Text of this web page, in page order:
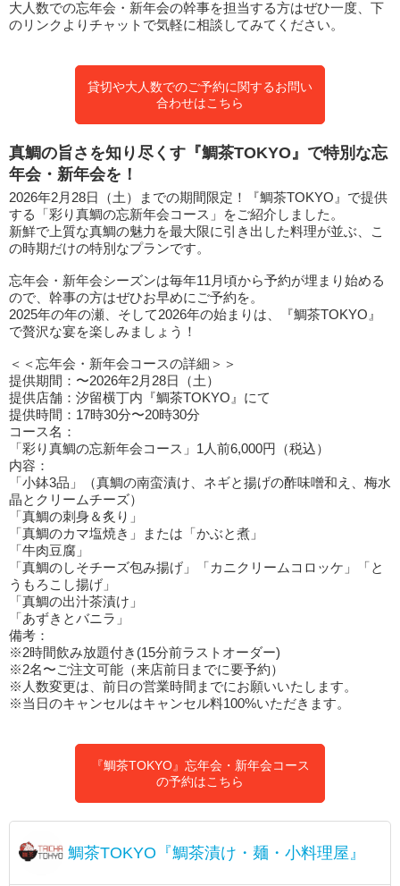
大人数での忘年会・新年会の幹事を担当する方はぜひ一度、下
のリンクよりチャットで気軽に相談してみてください。
貸切や大人数でのご予約に関するお問い
合わせはこちら
真鯛の旨さを知り尽くす『鯛茶TOKYO』で特別な忘
年会・新年会を！
2026年2月28日（土）までの期間限定！『鯛茶TOKYO』で提供
する「彩り真鯛の忘新年会コース」をご紹介しました。
新鮮で上質な真鯛の魅力を最大限に引き出した料理が並ぶ、こ
の時期だけの特別なプランです。
忘年会・新年会シーズンは毎年11月頃から予約が埋まり始める
ので、幹事の方はぜひお早めにご予約を。
2025年の年の瀬、そして2026年の始まりは、『鯛茶TOKYO』
で贅沢な宴を楽しみましょう！
＜＜忘年会・新年会コースの詳細＞＞
提供期間：〜2026年2月28日（土）
提供店舗：汐留横丁内『鯛茶TOKYO』にて
提供時間：17時30分〜20時30分
コース名：
「彩り真鯛の忘新年会コース」1人前6,000円（税込）
内容：
「小鉢3品」（真鯛の南蛮漬け、ネギと揚げの酢味噌和え、梅水
晶とクリームチーズ）
「真鯛の刺身＆炙り」
「真鯛のカマ塩焼き」または「かぶと煮」
「牛肉豆腐」
「真鯛のしそチーズ包み揚げ」「カニクリームコロッケ」「と
うもろこし揚げ」
「真鯛の出汁茶漬け」
「あずきとバニラ」
備考：
※2時間飲み放題付き(15分前ラストオーダー)
※2名〜ご注文可能（来店前日までに要予約）
※人数変更は、前日の営業時間までにお願いいたします。
※当日のキャンセルはキャンセル料100%いただきます。
『鯛茶TOKYO』忘年会・新年会コース
の予約はこちら
鯛茶TOKYO『鯛茶漬け・麺・小料理屋』